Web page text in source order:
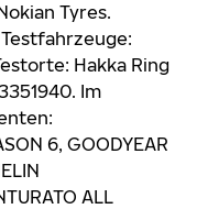
Tyres.
Hakka Ring
Im
6, GOODYEAR
ALL